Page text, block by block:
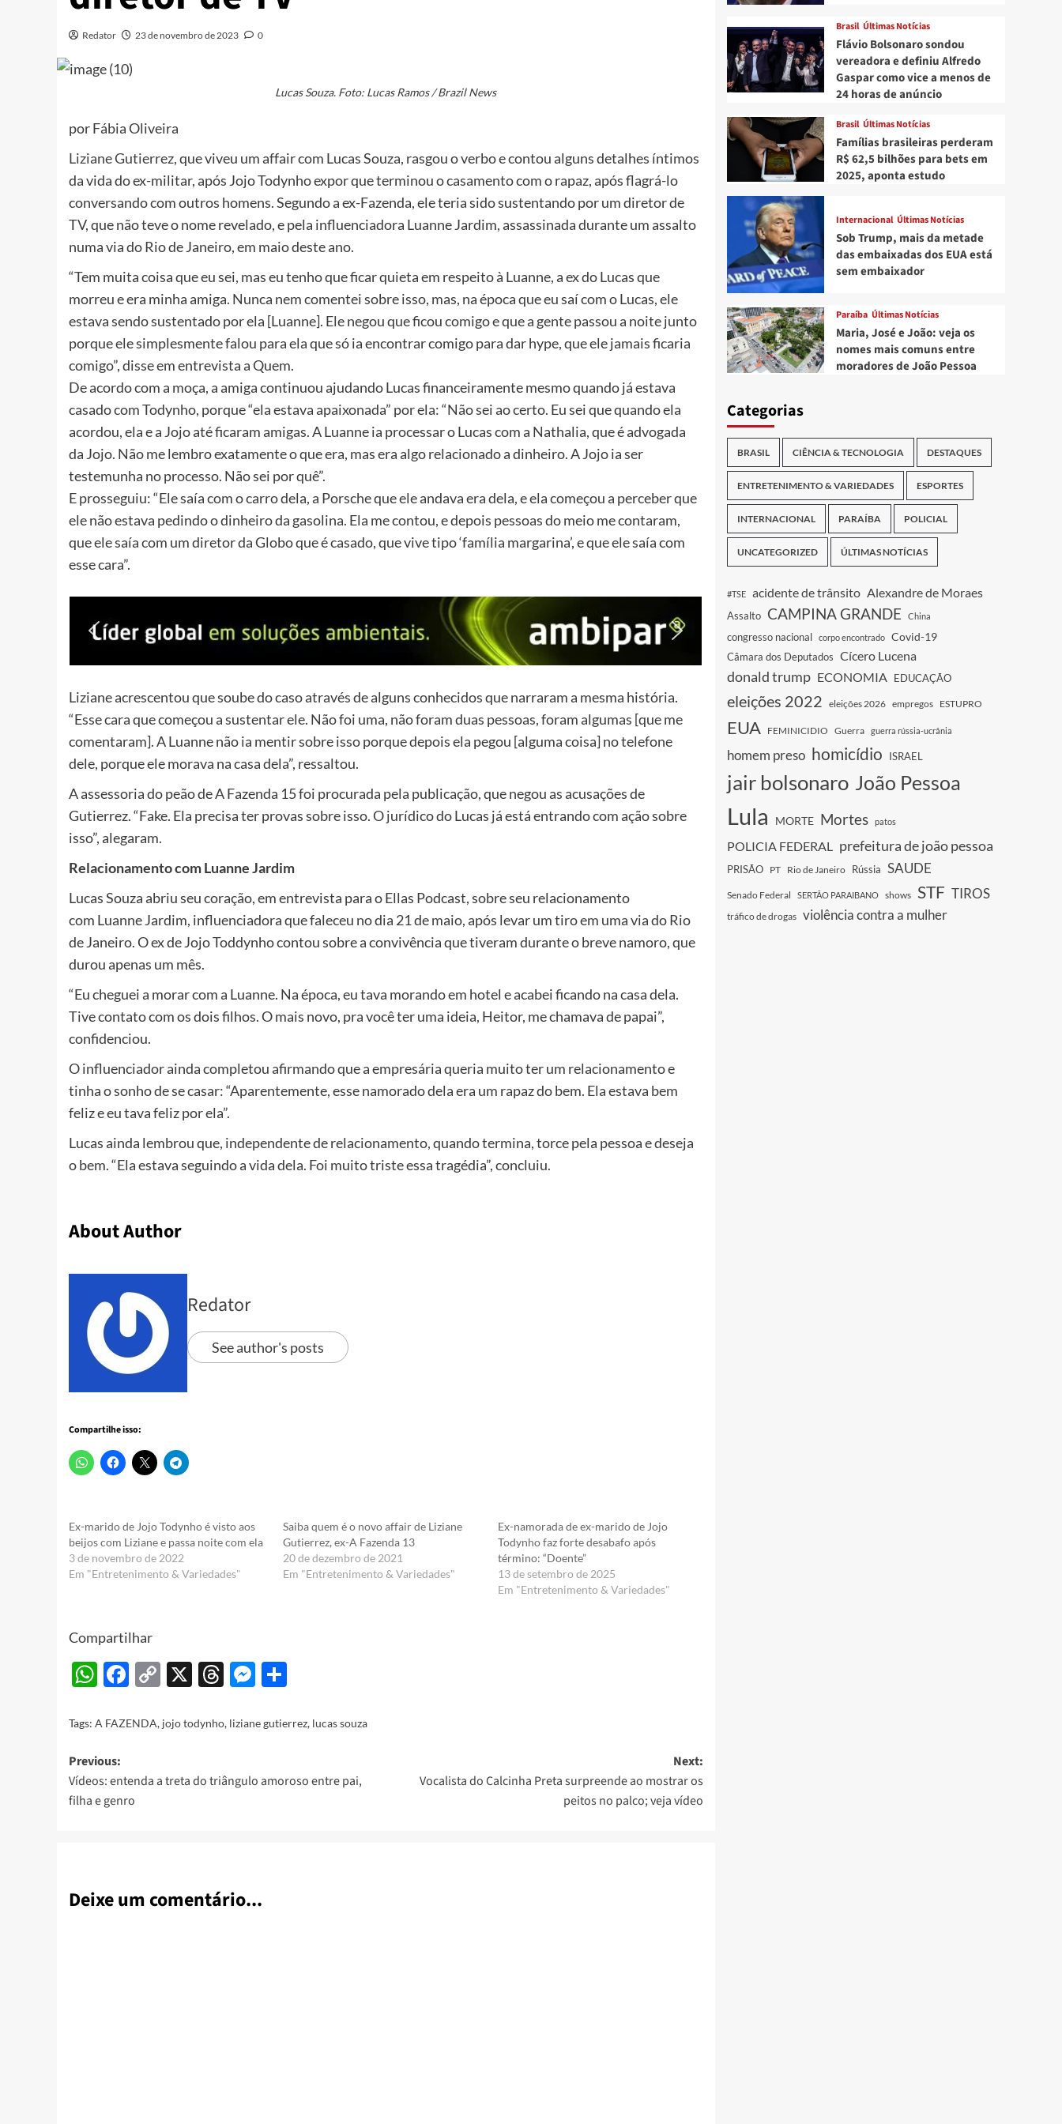
Redator 23 de novembro de 2023 0
Lucas Souza. Foto: Lucas Ramos / Brazil News
por Fábia Oliveira
Liziane Gutierrez, que viveu um affair com Lucas Souza, rasgou o verbo e contou alguns detalhes íntimos
da vida do ex-militar, após Jojo Todynho expor que terminou o casamento com o rapaz, após flagrá-lo
conversando com outros homens. Segundo a ex-Fazenda, ele teria sido sustentando por um diretor de
TV, que não teve o nome revelado, e pela influenciadora Luanne Jardim, assassinada durante um assalto
numa via do Rio de Janeiro, em maio deste ano.
“Tem muita coisa que eu sei, mas eu tenho que ficar quieta em respeito à Luanne, a ex do Lucas que
morreu e era minha amiga. Nunca nem comentei sobre isso, mas, na época que eu saí com o Lucas, ele
estava sendo sustentado por ela [Luanne]. Ele negou que ficou comigo e que a gente passou a noite junto
porque ele simplesmente falou para ela que só ia encontrar comigo para dar hype, que ele jamais ficaria
comigo”, disse em entrevista a Quem.
De acordo com a moça, a amiga continuou ajudando Lucas financeiramente mesmo quando já estava
casado com Todynho, porque “ela estava apaixonada” por ela: “Não sei ao certo. Eu sei que quando ela
acordou, ela e a Jojo até ficaram amigas. A Luanne ia processar o Lucas com a Nathalia, que é advogada
da Jojo. Não me lembro exatamente o que era, mas era algo relacionado a dinheiro. A Jojo ia ser
testemunha no processo. Não sei por quê”.
E prosseguiu: “Ele saía com o carro dela, a Porsche que ele andava era dela, e ela começou a perceber que
ele não estava pedindo o dinheiro da gasolina. Ela me contou, e depois pessoas do meio me contaram,
que ele saía com um diretor da Globo que é casado, que vive tipo ‘família margarina’, e que ele saía com
esse cara”.
Liziane acrescentou que soube do caso através de alguns conhecidos que narraram a mesma história.
“Esse cara que começou a sustentar ele. Não foi uma, não foram duas pessoas, foram algumas [que me
comentaram]. A Luanne não ia mentir sobre isso porque depois ela pegou [alguma coisa] no telefone
dele, porque ele morava na casa dela”, ressaltou.
A assessoria do peão de A Fazenda 15 foi procurada pela publicação, que negou as acusações de
Gutierrez. “Fake. Ela precisa ter provas sobre isso. O jurídico do Lucas já está entrando com ação sobre
isso”, alegaram.
Relacionamento com Luanne Jardim
Lucas Souza abriu seu coração, em entrevista para o Ellas Podcast, sobre seu relacionamento
com Luanne Jardim, influenciadora que faleceu no dia 21 de maio, após levar um tiro em uma via do Rio
de Janeiro. O ex de Jojo Toddynho contou sobre a convivência que tiveram durante o breve namoro, que
durou apenas um mês.
“Eu cheguei a morar com a Luanne. Na época, eu tava morando em hotel e acabei ficando na casa dela.
Tive contato com os dois filhos. O mais novo, pra você ter uma ideia, Heitor, me chamava de papai”,
confidenciou.
O influenciador ainda completou afirmando que a empresária queria muito ter um relacionamento e
tinha o sonho de se casar: “Aparentemente, esse namorado dela era um rapaz do bem. Ela estava bem
feliz e eu tava feliz por ela”.
Lucas ainda lembrou que, independente de relacionamento, quando termina, torce pela pessoa e deseja
o bem. “Ela estava seguindo a vida dela. Foi muito triste essa tragédia”, concluiu.
About Author
Redator
See author's posts
Compartilhe isso:
Ex-marido de Jojo Todynho é visto aos
beijos com Liziane e passa noite com ela
3 de novembro de 2022
Em "Entretenimento & Variedades"
Saiba quem é o novo affair de Liziane
Gutierrez, ex-A Fazenda 13
20 de dezembro de 2021
Em "Entretenimento & Variedades"
Ex-namorada de ex-marido de Jojo
Todynho faz forte desabafo após
término: “Doente”
13 de setembro de 2025
Em "Entretenimento & Variedades"
Compartilhar
WhatsApp
Facebook
Copy
X Threads
Messenger
Tags: A FAZENDA, jojo todynho, liziane gutierrez, lucas souza
Post
navigation
Previous:
Vídeos: entenda a treta do triângulo amoroso entre pai,
filha e genro
Next:
Vocalista do Calcinha Preta surpreende ao mostrar os
peitos no palco; veja vídeo
Deixe um comentário...
Brasil Últimas Notícias
Flávio Bolsonaro sondou
vereadora e definiu Alfredo
Gaspar como vice a menos de
24 horas de anúncio
Brasil Últimas Notícias
Famílias brasileiras perderam
R$ 62,5 bilhões para bets em
2025, aponta estudo
Internacional Últimas Notícias
Sob Trump, mais da metade
das embaixadas dos EUA está
sem embaixador
Paraíba Últimas Notícias
Maria, José e João: veja os
nomes mais comuns entre
moradores de João Pessoa
Categorias
BRASIL CIÊNCIA & TECNOLOGIA DESTAQUES
ENTRETENIMENTO & VARIEDADES ESPORTES
INTERNACIONAL PARAÍBA POLICIAL
UNCATEGORIZED ÚLTIMAS NOTÍCIAS
#TSE acidente de trânsito Alexandre de Moraes
Assalto CAMPINA GRANDE China
congresso nacional corpo encontrado Covid-19
Câmara dos Deputados Cícero Lucena
donald trump ECONOMIA EDUCAÇÃO
eleições 2022 eleições 2026 empregos ESTUPRO
EUA FEMINICIDIO Guerra guerra rússia-ucrânia
homem preso homicídio ISRAEL
jair bolsonaro João Pessoa
Lula MORTE Mortes patos
POLICIA FEDERAL prefeitura de joão pessoa
PRISÃO PT Rio de Janeiro Rússia SAUDE
Senado Federal SERTÃO PARAIBANO shows STF TIROS
tráfico de drogas violência contra a mulher